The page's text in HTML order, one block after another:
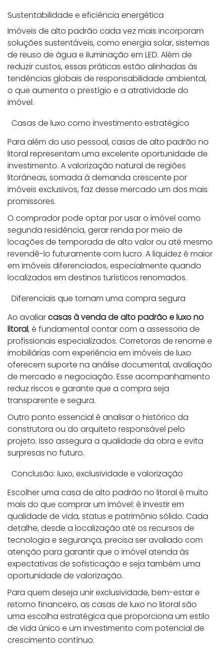
Sustentabilidade e eficiência energética
Imóveis de alto padrão cada vez mais incorporam
soluções sustentáveis, como energia solar, sistemas
de reuso de água e iluminação em LED. Além de
reduzir custos, essas práticas estão alinhadas às
tendências globais de responsabilidade ambiental,
o que aumenta o prestígio e a atratividade do
imóvel.
Casas de luxo como investimento estratégico
Para além do uso pessoal, casas de alto padrão no
litoral representam uma excelente oportunidade de
investimento. A valorização natural de regiões
litorâneas, somada à demanda crescente por
imóveis exclusivos, faz desse mercado um dos mais
promissores.
O comprador pode optar por usar o imóvel como
segunda residência, gerar renda por meio de
locações de temporada de alto valor ou até mesmo
revendê-lo futuramente com lucro. A liquidez é maior
em imóveis diferenciados, especialmente quando
localizados em destinos turísticos renomados.
Diferenciais que tornam uma compra segura
Ao avaliarcasas à venda de alto padrão e luxo no
litoral, é fundamental contar com a assessoria de
profissionais especializados. Corretoras de renome e
imobiliárias com experiência em imóveis de luxo
oferecem suporte na análise documental, avaliação
de mercado e negociação. Esse acompanhamento
reduz riscos e garante que a compra seja
transparente e segura.
Outro ponto essencial é analisar o histórico da
construtora ou do arquiteto responsável pelo
projeto. Isso assegura a qualidade da obra e evita
surpresas no futuro.
Conclusão: luxo, exclusividade e valorização
Escolher uma casa de alto padrão no litoral é muito
mais do que comprar um imóvel: é investir em
qualidade de vida, status e patrimônio sólido. Cada
detalhe, desde a localização até os recursos de
tecnologia e segurança, precisa ser avaliado com
atenção para garantir que o imóvel atenda às
expectativas de sofisticação e seja também uma
oportunidade de valorização.
Para quem deseja unir exclusividade, bem-estar e
retorno financeiro, as casas de luxo no litoral são
uma escolha estratégica que proporciona um estilo
de vida único e um investimento com potencial de
crescimento contínuo.